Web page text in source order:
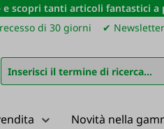
scopri tanti articoli fantastici a
di 30 giorni ✔ Newsletter
Novità nella